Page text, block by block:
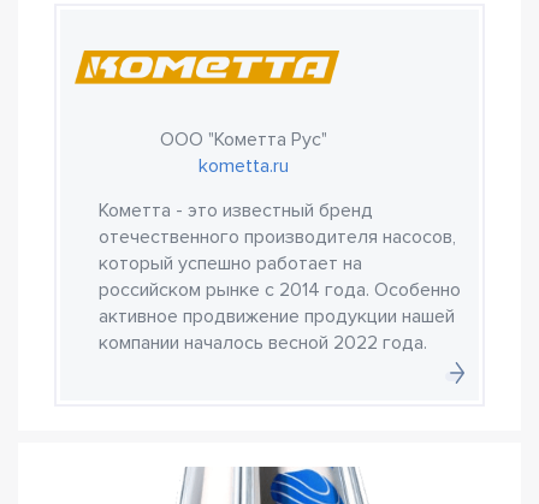
ООО "Кометта Рус"
kometta.ru
Кометта - это известный бренд
отечественного производителя насосов,
который успешно работает на
российском рынке с 2014 года. Особенно
активное продвижение продукции нашей
компании началось весной 2022 года.